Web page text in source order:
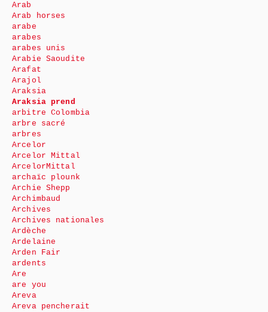
Arab
Arab horses
arabe
arabes
arabes unis
Arabie Saoudite
Arafat
Arajol
Araksia
Araksia prend
arbitre Colombia
arbre sacré
arbres
Arcelor
Arcelor Mittal
ArcelorMittal
archaïc plounk
Archie Shepp
Archimbaud
Archives
Archives nationales
Ardèche
Ardelaine
Arden Fair
ardents
Are
are you
Areva
Areva pencherait